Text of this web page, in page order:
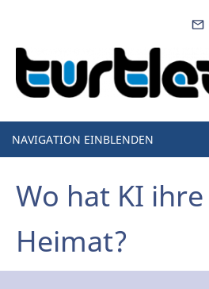
NAVIGATION EINBLENDEN
Wo hat KI
Heimat?